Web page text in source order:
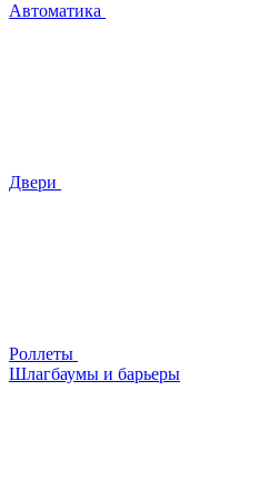
Автоматика
Двери
Роллеты
Шлагбаумы и барьеры